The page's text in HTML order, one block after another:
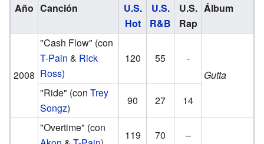
Año Canción
U.S.
Hot
U.S.
R&B
U.S.
Rap
Álbum
2008
"Cash Flow" (con
T-Pain & Rick
Ross)
120 55
-
Gutta
"Ride" (conTrey
Songz)
90 27 14
"Overtime" (con
119 70
–